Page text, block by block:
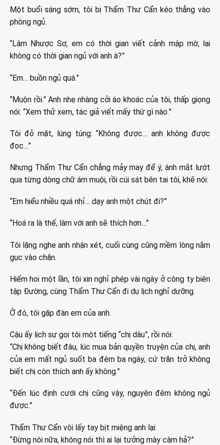
Một buổi sáng sớm, tôi bị Thẩm Thư Cẩn kéo thẳng vào
phòng ngủ.
“Lâm Nhược Sơ, em có thời gian viết cảnh mập mờ, lại
không có thời gian ngủ với anh à?”
“Em… buồn ngủ quá.”
“Muộn rồi.” Anh nhẹ nhàng cởi áo khoác của tôi, thấp giọng
nói: “Xem thử xem, tác giả viết mấy thứ gì nào.”
Tôi đỏ mặt, lúng túng: “Không được… anh không được
đọc…”
Nhưng Thẩm Thư Cẩn chẳng mảy may để ý, ánh mắt lướt
qua từng dòng chữ ám muội, rồi cúi sát bên tai tôi, khẽ nói:
“Em hiểu nhiều quá nhỉ… dạy anh một chút đi?”
“Hoá ra là thế, làm với anh sẽ thích hơn…”
Tôi lặng nghe anh nhận xét, cuối cùng cũng mềm lòng nằm
gục vào chăn.
Hiếm hoi một lần, tôi xin nghỉ phép vài ngày ở công ty biên
tập Đường, cùng Thẩm Thư Cẩn đi du lịch nghỉ dưỡng.
Ở đó, tôi gặp đàn em của anh.
Cậu ấy lịch sự gọi tôi một tiếng “chị dâu”, rồi nói:
“Chị không biết đâu, lúc mua bản quyền truyện của chị, anh
của em mất ngủ suốt ba đêm ba ngày, cứ trăn trở không
biết chị còn thích anh ấy không.”
“Đến lúc định cưới chị cũng vậy, nguyên đêm không ngủ
được.”
Thẩm Thư Cẩn vội lấy tay bịt miệng anh lại:
“Đừng nói nữa, không nói thì ai lại tưởng mày câm hả?”